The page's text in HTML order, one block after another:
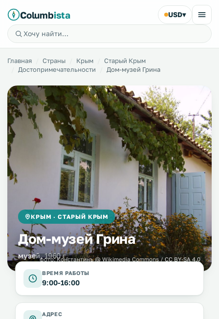
Columbista USD▾
Главная Страны Крым
Старый Крым
Достопримечательности
Дом-музей Грина
КРЫМ · СТАРЫЙ КРЫМ
Дом-музей Грина
музей, 1960 г.
фото:Константинъ@ Wikimedia Commons / CC BY-SA 4.0
ВРЕМЯ РАБОТЫ
9:00-16:00
АДРЕС